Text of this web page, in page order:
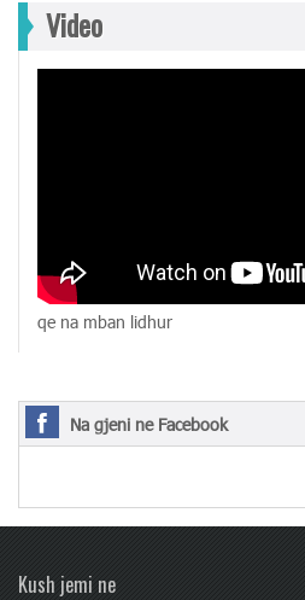
Video
qe na mban lidhur
Na gjeni ne Facebook
Kush jemi ne